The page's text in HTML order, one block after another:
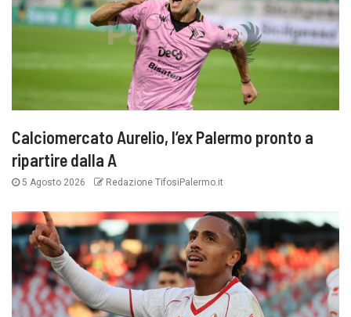
Calciomercato Aurelio, l’ex Palermo pronto a
ripartire dalla A
5 Agosto 2026 Redazione TifosiPalermo.it